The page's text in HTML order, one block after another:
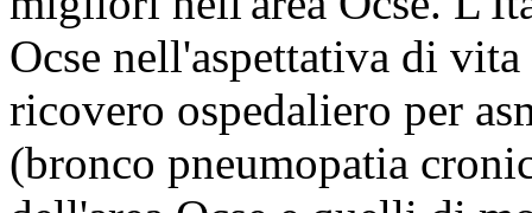
Ocse nell'aspettativa di
ricovero ospedaliero per
(bronco pneumopatia